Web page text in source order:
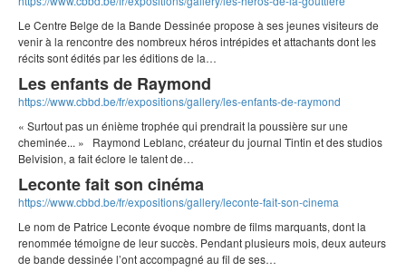
Le Centre Belge de la Bande Dessinée propose à ses jeunes visiteurs de
venir à la rencontre des nombreux héros intrépides et attachants dont les
récits sont édités par les éditions de la…
Les enfants de Raymond
https://www.cbbd.be/fr/expositions/gallery/les-enfants-de-raymond
« Surtout pas un énième trophée qui prendrait la poussière sur une
cheminée... » Raymond Leblanc, créateur du journal Tintin et des studios
Belvision, a fait éclore le talent de…
Leconte fait son cinéma
https://www.cbbd.be/fr/expositions/gallery/leconte-fait-son-cinema
Le nom de Patrice Leconte évoque nombre de films marquants, dont la
renommée témoigne de leur succès. Pendant plusieurs mois, deux auteurs
de bande dessinée l’ont accompagné au fil de ses…